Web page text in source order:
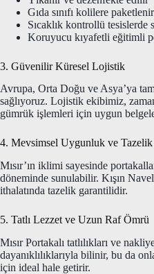
Gıda sınıfı kolilere paketlenir
Sıcaklık kontrollü tesislerde
Koruyucu kıyafetli eğitimli
3. Güvenilir Küresel Lojistik
Avrupa, Orta Doğu ve Asya’ya
sağlıyoruz. Lojistik ekibimiz,
gümrük işlemleri için uygun
4. Mevsimsel Uygunluk ve Tazelik
Mısır’ın iklimi sayesinde
döneminde sunulabilir. Kışın
ithalatında tazelik garantilidir.
5. Tatlı Lezzet ve Uzun Raf Ömrü
Mısır Portakalı tatlılıkları ve
dayanıklılıklarıyla bilinir, bu da
için ideal hale getirir.